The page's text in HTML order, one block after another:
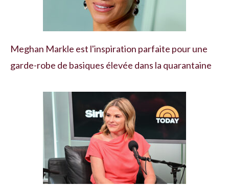
Meghan Markle est l'inspiration parfaite pour une
garde-robe de basiques élevée dans la quarantaine